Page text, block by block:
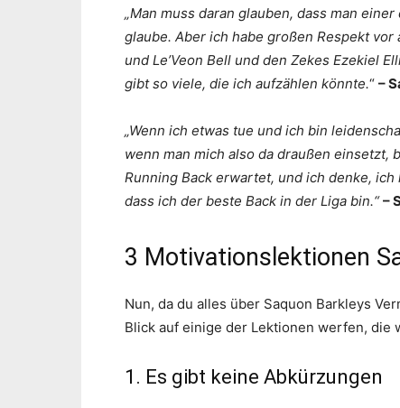
„Man muss daran glauben, dass man
glaube. Aber ich habe großen Respekt
und Le’Veon Bell und den Zekes Ezekiel
gibt so viele, die ich aufzählen könnte.“ –
„Wenn ich etwas tue und ich bin
wenn man mich also da draußen einsetzt,
Running Back erwartet, und ich denke,
dass ich der beste Back in der Liga bin.“ –
3 Motivationslektionen
Nun, da du alles über Saquon Barkleys
Blick auf einige der Lektionen werfen, die
1. Es gibt keine Abkürzungen